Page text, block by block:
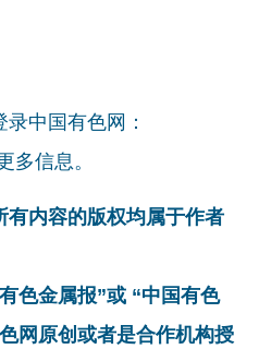
中国有色网：
多信息。
有内容的版权均属于作者
色金属报”或 “中国有色
网原创或者是合作机构授